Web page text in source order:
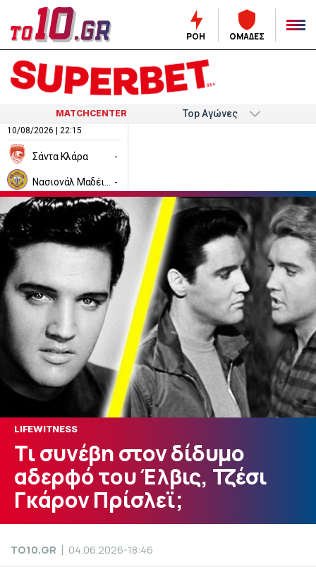
ΡΟΗ ΟΜΑΔΕΣ
MATCHCENTER
10/08/2026 | 22:15
Σάντα Κλάρα -
-
LIFEWITNESS
Τι συνέβη στον δίδυμο
αδερφό του Έλβις, Τζέσι
Γκάρον Πρίσλεϊ;
TO10.GR 04.06.2026-18:46